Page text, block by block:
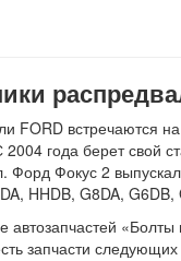
FORD встречаются
года берет свой
Форд Фокус 2
HHDB, G8DA,
автозапчастей
запчасти